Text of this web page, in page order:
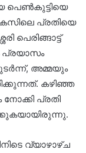
പെൺകുട്ടിയെ
കേസിലെ പ്രതിയെ
പെരിങ്ങാട്ട്
പ്രയാസം
അമ്മയും
കഴിഞ്ഞ
പ്രതി
വ്യാഴാഴ്ച